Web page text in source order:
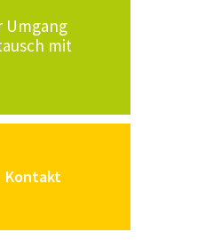
Umgang
mit
Kontakt